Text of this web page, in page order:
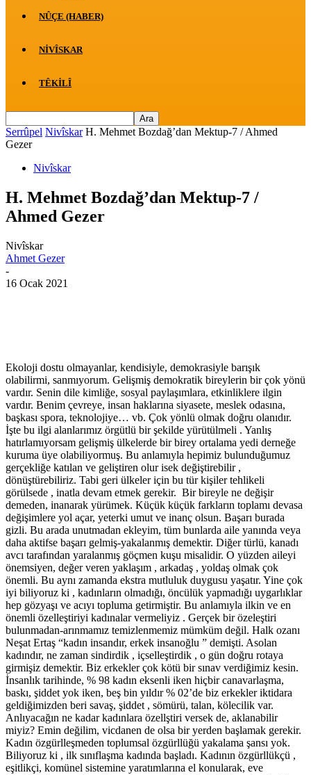
NÛÇE (HABER)
NIVÎSKAR
TÊKILÎ
Serrûpel Nivîskar H. Mehmet Bozdağ’dan Mektup-7 / Ahmed
Gezer
Nivîskar
H. Mehmet Bozdağ’dan Mektup-7 /
Ahmed Gezer
Nivîskar
Ahmet Gezer
-
16 Ocak 2021
Ekoloji dostu olmayanlar, kendisiyle, demokrasiyle barışık
olabilirmi, sanmıyorum. Gelişmiş demokratik bireylerin bir çok yönü
vardır. Senin dile kimliğe, sosyal paylaşımlara, etkinliklere ilgin
vardır. Benim çevreye, insan haklarına siyasete, meslek odasına,
başkası spora, teknolojiye… vb. Çok yönlü olmak doğru olanıdır.
İşte bu ilgi alanlarımız örgütlü bir şekilde yürütülmeli . Yanlış
hatırlamıyorsam gelişmiş ülkelerde bir birey ortalama yedi derneğe
kuruma üye olabiliyormuş. Bu anlamıyla hepimiz bulunduğumuz
gerçekliğe katılan ve geliştiren olur isek değiştirebilir ,
dönüştürebiliriz. Tabi geri ülkeler için bu tür kişiler tehlikeli
görülsede , inatla devam etmek gerekir. Bir bireyle ne değişir
demeden, inanarak yürümek. Küçük küçük farkların toplamı devasa
değişimlere yol açar, yeterki umut ve inanç olsun. Başarı burada
gizli. Bu arada unutmadan ekleyim, tüm bunlarda aile yanında veya
daha aktifse başarı gelmiş-yakalanmış demektir. Diğer türlü, kanadı
avcı tarafından yaralanmış göçmen kuşu misalidir. O yüzden aileyi
önemsiyen, değer veren yaklaşım , arkadaş , yoldaş olmak çok
önemli. Bu aynı zamanda ekstra mutluluk duygusu yaşatır. Yine çok
iyi biliyoruz ki , kadınların olmadığı, öncülük yapmadığı uygarlıklar
hep gözyaşı ve acıyı topluma getirmiştir. Bu anlamıyla ilkin ve en
önemli özelleştiriyi kadınalar vermeliyiz . Gerçek bir özeleştiri
bulunmadan-arınmamız temizlenmemiz mümküm değil. Halk ozanı
Neşat Ertaş “kadın insandır, erkek insanoğlu ” demişti. Asolan
kadındır, ne zaman sindirdik , içselleştirdik , o gün doğru rotaya
girmişiz demektir. Biz erkekler çok kötü bir sınav verdiğimiz kesin.
İnsanlık tarihinde, % 98 kadın eksenli iken hiçbir canavarlaşma,
baskı, şiddet yok iken, beş bin yıldır % 02’de biz erkekler iktidara
geldiğimizden beri savaş, şiddet , sömürü, talan, kölecilik var.
Anlıyacağın ne kadar kadınlara özellştiri versek de, aklanabilir
miyiz? Emin değilim, vicdanen de olsa bir yerden başlamak gerekir.
Kadın özgürlleşmeden toplumsal özgürllüğü yakalama şansı yok.
Biliyoruz ki , ilk sınıflaşma kadında başladı. Kadının özgürllükçü ,
eşitlikçi, komünel sistemine yaratımlarına el konularak, eve